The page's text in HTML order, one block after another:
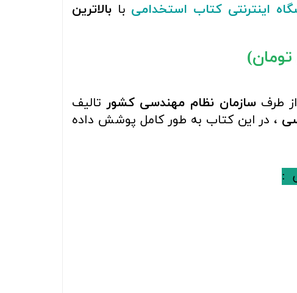
اینترنتی کتاب استخدامی با بالاترین
طرفسازمان نظام مهندسی کشور تالیف
، در این کتاب به طور کامل پوشش داده
: